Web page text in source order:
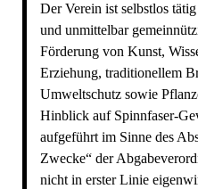
Der Verein ist selbstlos
und unmittelbar
Förderung von Kunst,
Erziehung, traditionellem
Umweltschutz sowie
Hinblick auf Spinnfaser-
aufgeführt im Sinne des
Zwecke“ der
nicht in erster Linie